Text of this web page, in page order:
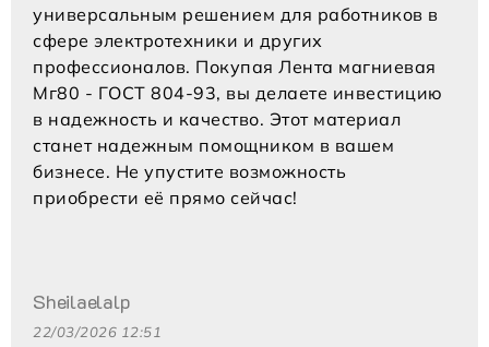
универсальным решением для работников в
сфере электротехники и других
профессионалов. Покупая Лента магниевая
Мг80 - ГОСТ 804-93, вы делаете инвестицию
в надежность и качество. Этот материал
станет надежным помощником в вашем
бизнесе. Не упустите возможность
приобрести её прямо сейчас!
Sheilaelalp
22/03/2026 12:51